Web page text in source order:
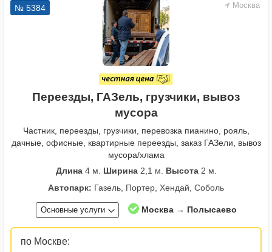
Москва
№ 5384
Переезды, ГАЗель, грузчики, вывоз
мусора
Частник, переезды, грузчики, перевозка пианино, рояль,
дачные, офисные, квартирные переезды, заказ ГАЗели, вывоз
мусора/хлама
Длина4 м. Ширина2,1 м. Высота2 м.
Автопарк: Газель, Портер, Хендай, Соболь
Основные услуги Москва → Полысаево
по Москве: